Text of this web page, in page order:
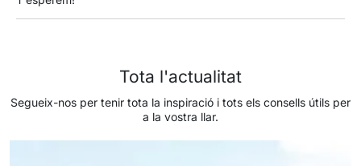
Tota l'actualitat
Segueix-nos per tenir tota la inspiració i tots els consells útils per
a la vostra llar.